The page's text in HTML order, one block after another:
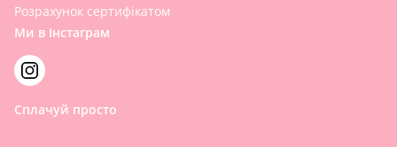
Розрахунок сертифікатом
Ми в Інстаграм
Сплачуй просто